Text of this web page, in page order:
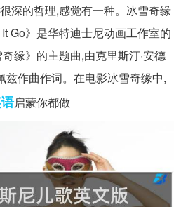
深的哲理,感觉有一种。冰雪奇缘
Go》是华特迪士尼动画工作室的
缘》的主题曲,由克里斯汀·安德
兹作曲作词。在电影冰雪奇缘中,
启蒙你都做